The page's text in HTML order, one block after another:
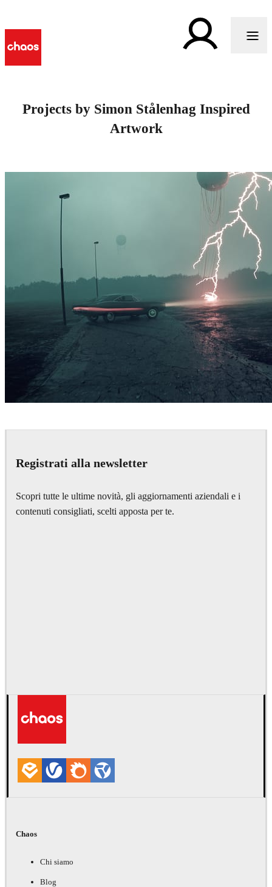
Projects by Simon Stålenhag Inspired
Artwork
Registrati alla newsletter
Scopri tutte le ultime novità, gli aggiornamenti aziendali e i
contenuti consigliati, scelti apposta per te.
Chaos
Chi siamo
Blog